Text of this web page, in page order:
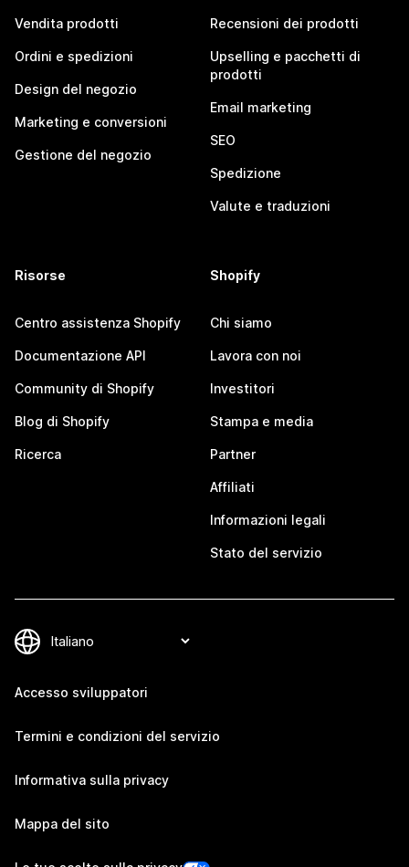
Vendita prodotti
Ordini e spedizioni
Design del negozio
Marketing e conversioni
Gestione del negozio
Recensioni dei prodotti
Upselling e pacchetti di
prodotti
Email marketing
SEO
Spedizione
Valute e traduzioni
Risorse
Centro assistenza Shopify
Documentazione API
Community di Shopify
Blog di Shopify
Ricerca
Shopify
Chi siamo
Lavora con noi
Investitori
Stampa e media
Partner
Affiliati
Informazioni legali
Stato del servizio
Accesso sviluppatori
Termini e condizioni del servizio
Informativa sulla privacy
Mappa del sito